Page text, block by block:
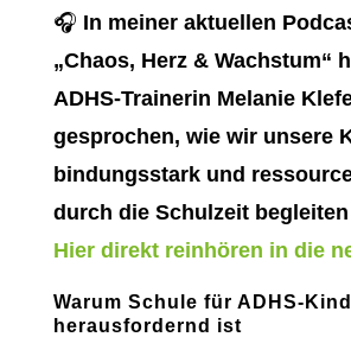
🎧 In meiner aktuellen
„Chaos, Herz & Wachstum“
ADHS-Trainerin Melanie
gesprochen, wie wir unsere
bindungsstark und
durch die Schulzeit begleiten
Hier direkt reinhören in die
Warum Schule für ADHS-
herausfordernd ist